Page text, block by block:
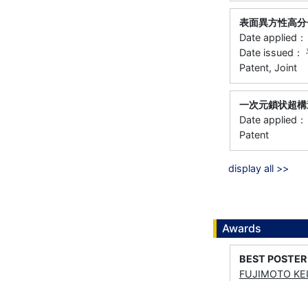
表面異方性高
Date applied
Date issued：
Patent, Joint
一次元鎖状超
Date applied
Patent
display all >>
Awards
BEST
FUJIMOTO